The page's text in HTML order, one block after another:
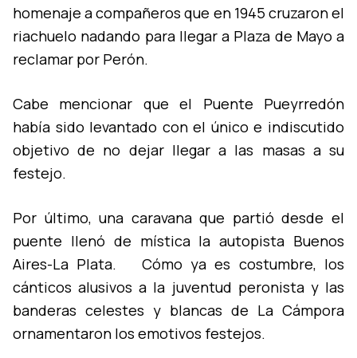
homenaje a compañeros que en 1945 cruzaron el
riachuelo nadando para llegar a Plaza de Mayo a
reclamar por Perón.
Cabe mencionar que el Puente Pueyrredón
habí­a sido levantado con el único e indiscutido
objetivo de no dejar llegar a las masas a su
festejo.
Por último, una caravana que partió desde el
puente llenó de mí­stica la autopista Buenos
Aires-La Plata. Cómo ya es costumbre, los
cánticos alusivos a la juventud peronista y las
banderas celestes y blancas de La Cámpora
ornamentaron los emotivos festejos.